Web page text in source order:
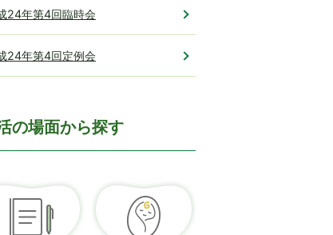
24年第4回臨時会
24年第4回定例会
の場面から探す